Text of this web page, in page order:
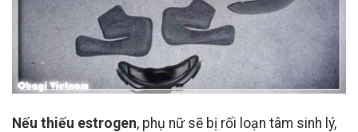
Nếu thiếu estrogen, phụ nữ sẽ bị rối loạn tâm sinh lý,